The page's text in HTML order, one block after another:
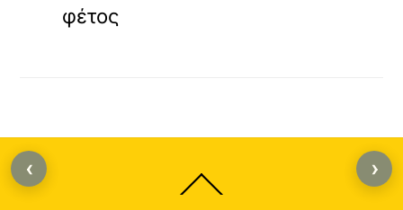
φέτος
Back
To
‹ ›